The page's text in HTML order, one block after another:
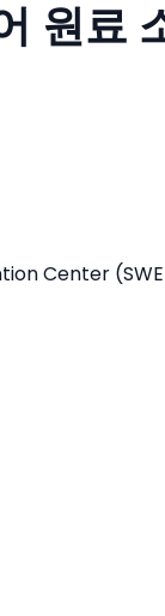
원료
Center